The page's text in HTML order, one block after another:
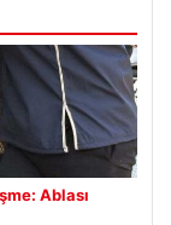
Ablası